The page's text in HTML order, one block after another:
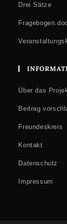
Drei Sätze
Fragebogen.doc
Über das
Beitrag
Freundeskreis
Kontakt
Datenschutz
Impressum